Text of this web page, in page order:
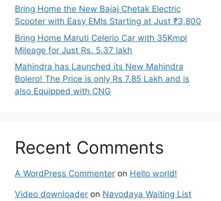
Bring Home the New Bajaj Chetak Electric
Scooter with Easy EMIs Starting at Just ₹3,800
Bring Home Maruti Celerio Car with 35Kmpl
Mileage for Just Rs. 5.37 lakh
Mahindra has Launched its New Mahindra
Bolero! The Price is only Rs 7.85 Lakh and is
also Equipped with CNG
Recent Comments
A WordPress Commenter on Hello world!
Video downloader on Navodaya Waiting List